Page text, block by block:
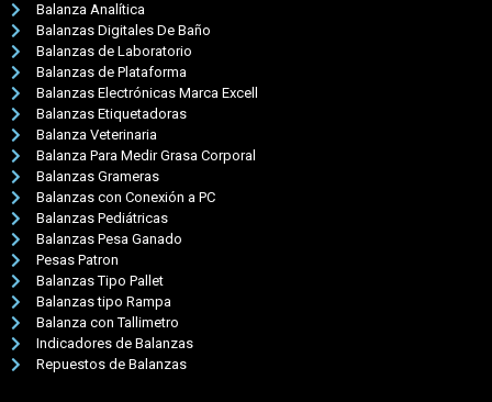
Balanza Analítica
Balanzas Digitales De Baño
Balanzas de Laboratorio
Balanzas de Plataforma
Balanzas Electrónicas Marca Excell
Balanzas Etiquetadoras
Balanza Veterinaria
Balanza Para Medir Grasa Corporal
Balanzas Grameras
Balanzas con Conexión a PC
Balanzas Pediátricas
Balanzas Pesa Ganado
Pesas Patron
Balanzas Tipo Pallet
Balanzas tipo Rampa
Balanza con Tallimetro
Indicadores de Balanzas
Repuestos de Balanzas